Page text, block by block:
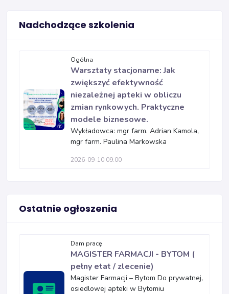
Nadchodzące szkolenia
Ogólna
Warsztaty stacjonarne: Jak
zwiększyć efektywność
niezależnej apteki w obliczu
zmian rynkowych. Praktyczne
modele biznesowe.
Wykładowca: mgr farm. Adrian Kamola,
mgr farm. Paulina Markowska
2026-09-10 09:00
Ostatnie ogłoszenia
Dam pracę
MAGISTER FARMACJI - BYTOM (
pełny etat / zlecenie)
Magister Farmacji – Bytom Do prywatnej,
osiedlowej apteki w Bytomiu